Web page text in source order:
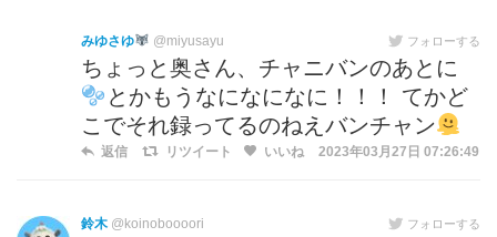
みゆさゆ @miyusayu フォローする
ちょっと奥さん、チャニバンのあとに
とかもうなになになに！！！ てかど
こでそれ録ってるのねえバンチャン
返信 リツイート いいね 2023年03月27日 07:26:49
鈴木 @koinoboooori フォローする